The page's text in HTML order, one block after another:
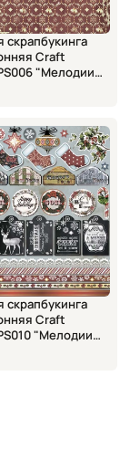
скрапбукинга
Craft
"Мелодии
Звонкая
см
скрапбукинга
Craft
"Мелодии
Декор",